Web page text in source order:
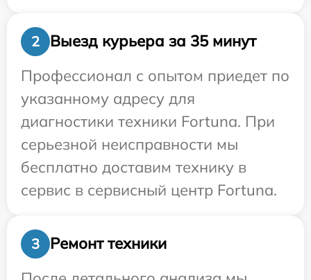
2
Выезд курьера за 35 минут
Профессионал с опытом приедет по
указанному адресу для
диагностики техники Fortuna. При
серьезной неисправности мы
бесплатно доставим технику в
сервис в сервисный центр Fortuna.
3
Ремонт техники